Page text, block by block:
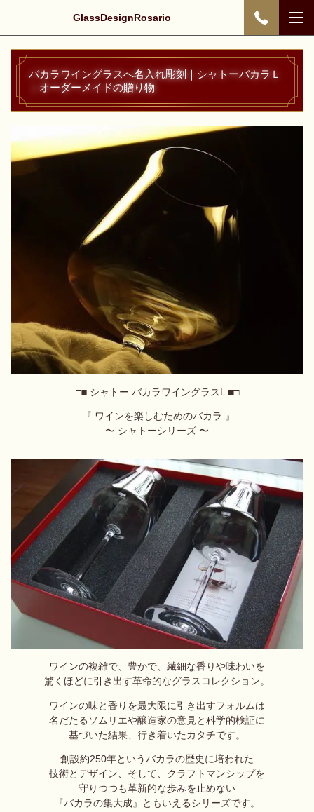
GlassDesignRosario
バカラワイングラスへ名入れ彫刻｜シャトーバカラＬ
｜オーダーメイドの贈り物
□■ シャトー バカラワイングラスL ■□
『 ワインを楽しむためのバカラ 』
〜 シャトーシリーズ 〜
ワインの複雑で、豊かで、繊細な香りや味わいを
驚くほどに引き出す革命的なグラスコレクション。
ワインの味と香りを最大限に引き出すフォルムは
名だたるソムリエや醸造家の意見と 科学的検証に
基づいた結果、 行き着いたカタチです。
創設約250年というバカラの歴史に培われた
技術とデザイン、 そして、クラフトマンシップを
守りつつも革新的な歩みを止めない
『バカラの集大成』ともいえるシリーズです。